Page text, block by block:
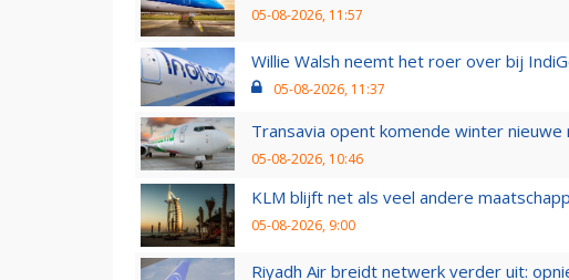
05-08-2026, 11:57
Willie Walsh neemt het roer over bij
05-08-2026, 11:37
Transavia opent komende winter
05-08-2026, 10:46
KLM blijft net als veel andere
05-08-2026, 9:00
Riyadh Air breidt netwerk verder uit: